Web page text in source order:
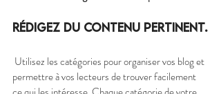
Rédigez du contenu pertinent.
permettre à vos lecteurs de trouver facilement